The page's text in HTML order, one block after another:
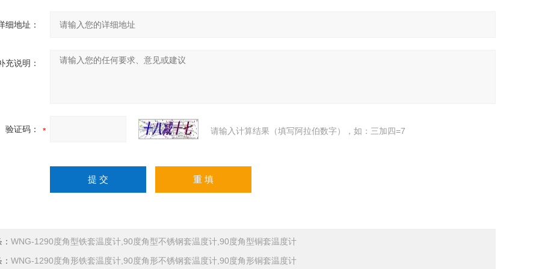
细地址：
充说明：
验证码： 请输入计算结果（填写阿拉伯数字），如：三加四=7
WNG-1290度角型铁套温度计,90度角型不锈钢套温度计,90度角型铜套温度计
WNG-1290度角形铁套温度计,90度角形不锈钢套温度计,90度角形铜套温度计